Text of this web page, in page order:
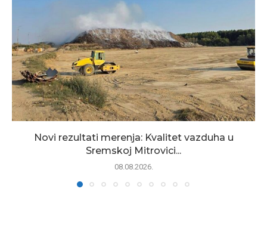
Novi rezultati merenja: Kvalitet vazduha u
Sremskoj Mitrovici...
08.08.2026.